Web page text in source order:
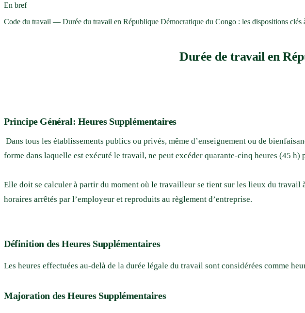
En bref
Code du travail — Durée du travail en République Démocratique du Congo : les dispositions clés
Durée de travail en
Principe Général: Heures Supplémentaires
Dans tous les établissements publics ou privés, même d’enseignement ou de
forme dans laquelle est exécuté le travail, ne peut excéder quarante-cinq heures (45 h)
Elle doit se calculer à partir du moment où le travailleur se tient sur les lieux du travail
horaires arrêtés par l’employeur et reproduits au règlement d’entreprise.
Définition des Heures Supplémentaires
Les heures effectuées au-delà de la durée légale du travail sont considérées comme
Majoration des Heures Supplémentaires